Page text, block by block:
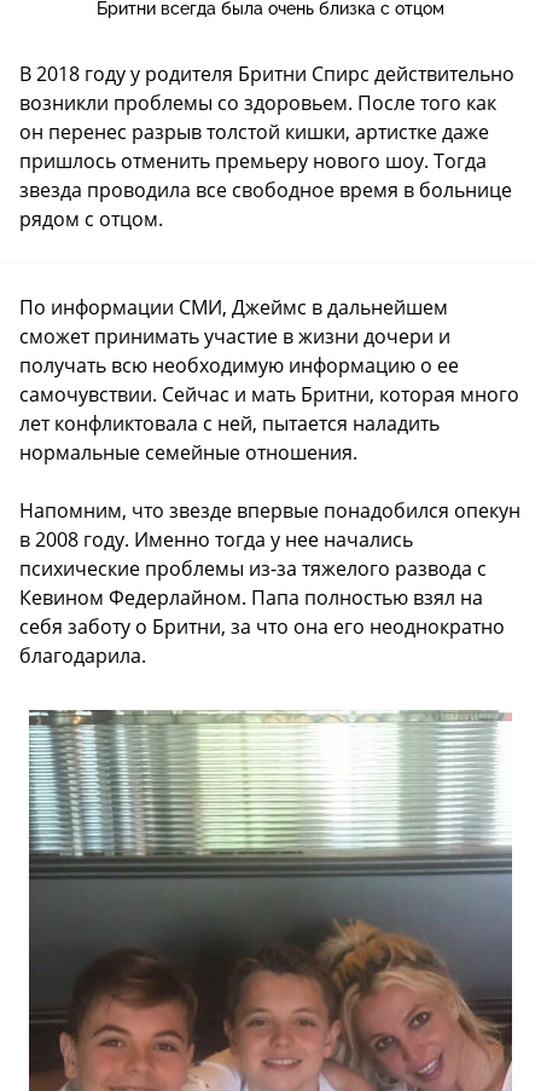
Бритни всегда была очень близка с отцом
В 2018 году у родителя Бритни Спирс действительно
возникли проблемы со здоровьем. После того как
он перенес разрыв толстой кишки, артистке даже
пришлось отменить премьеру нового шоу. Тогда
звезда проводила все свободное время в больнице
рядом с отцом.
По информации СМИ, Джеймс в дальнейшем
сможет принимать участие в жизни дочери и
получать всю необходимую информацию о ее
самочувствии. Сейчас и мать Бритни, которая много
лет конфликтовала с ней, пытается наладить
нормальные семейные отношения.
Напомним, что звезде впервые понадобился опекун
в 2008 году. Именно тогда у нее начались
психические проблемы из-за тяжелого развода с
Кевином Федерлайном. Папа полностью взял на
себя заботу о Бритни, за что она его неоднократно
благодарила.